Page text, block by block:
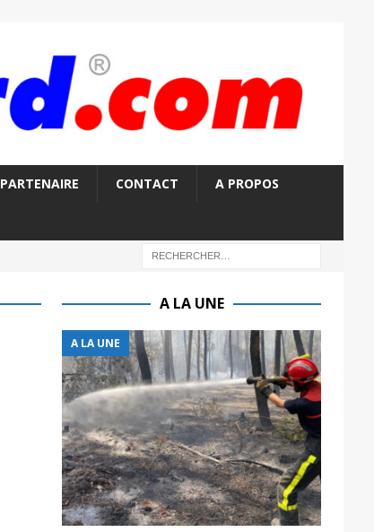
PARTENAIRE CONTACT A PROPOS
A LA UNE
A LA UNE